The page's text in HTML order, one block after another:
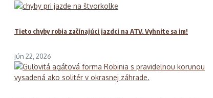
Tieto chyby robia začínajúci jazdci na ATV. Vyhnite sa im!
jún 22, 2026